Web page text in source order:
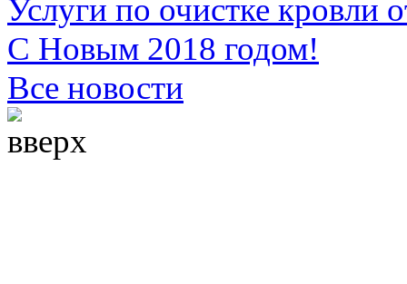
Услуги по очистке кровли
С Новым 2018 годом!
Все новости